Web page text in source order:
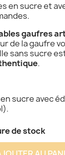
en sucre et
gaufres
de la gaufre
sans sucre
.
sucre avec
de stock